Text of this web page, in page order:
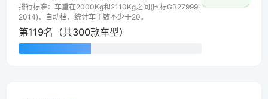
排行标准：车重在2000Kg和2110Kg之间(国标GB27999-
2014)、自动档、统计车主数不少于20。
第119名（共300款车型）